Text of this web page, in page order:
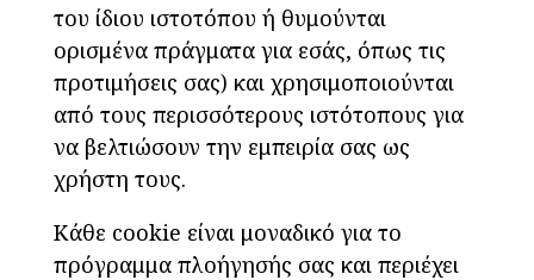
του ίδιου ιστοτόπου ή θυμούνται
ορισμένα πράγματα για εσάς, όπως τις
προτιμήσεις σας) και χρησιμοποιούνται
από τους περισσότερους ιστότοπους για
να βελτιώσουν την εμπειρία σας ως
χρήστη τους.
Κάθε cookie είναι μοναδικό για το
πρόγραμμα πλοήγησής σας και περιέχει